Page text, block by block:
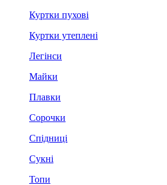
Куртки пухові
Куртки утеплені
Легінси
Майки
Плавки
Сорочки
Спідниці
Сукні
Топи